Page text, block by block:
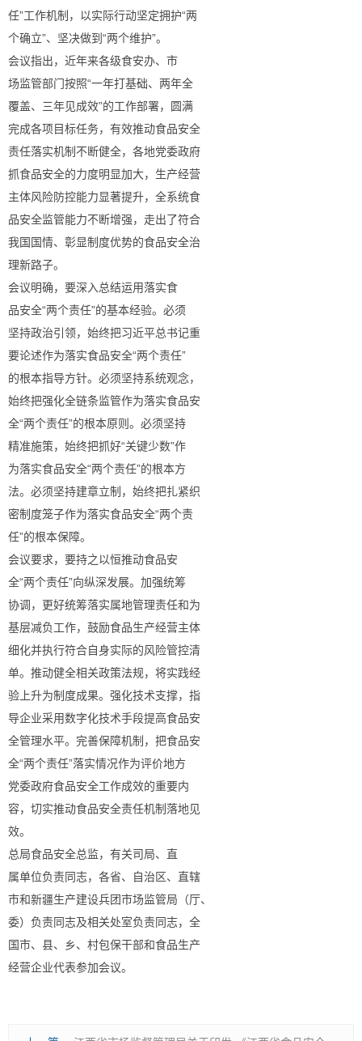
任”工作机制，以实际行动坚定拥护“两
个确立”、坚决做到“两个维护”。
会议指出，近年来各级食安办、市
场监管部门按照“一年打基础、两年全
覆盖、三年见成效”的工作部署，圆满
完成各项目标任务，有效推动食品安全
责任落实机制不断健全，各地党委政府
抓食品安全的力度明显加大，生产经营
主体风险防控能力显著提升，全系统食
品安全监管能力不断增强，走出了符合
我国国情、彰显制度优势的食品安全治
理新路子。
会议明确，要深入总结运用落实食
品安全“两个责任”的基本经验。必须
坚持政治引领，始终把习近平总书记重
要论述作为落实食品安全“两个责任”
的根本指导方针。必须坚持系统观念，
始终把强化全链条监管作为落实食品安
全“两个责任”的根本原则。必须坚持
精准施策，始终把抓好“关键少数”作
为落实食品安全“两个责任”的根本方
法。必须坚持建章立制，始终把扎紧织
密制度笼子作为落实食品安全“两个责
任”的根本保障。
会议要求，要持之以恒推动食品安
全“两个责任”向纵深发展。加强统筹
协调，更好统筹落实属地管理责任和为
基层减负工作，鼓励食品生产经营主体
细化并执行符合自身实际的风险管控清
单。推动健全相关政策法规，将实践经
验上升为制度成果。强化技术支撑，指
导企业采用数字化技术手段提高食品安
全管理水平。完善保障机制，把食品安
全“两个责任”落实情况作为评价地方
党委政府食品安全工作成效的重要内
容，切实推动食品安全责任机制落地见
效。
总局食品安全总监，有关司局、直
属单位负责同志，各省、自治区、直辖
市和新疆生产建设兵团市场监管局（厅、
委）负责同志及相关处室负责同志，全
国市、县、乡、村包保干部和食品生产
经营企业代表参加会议。